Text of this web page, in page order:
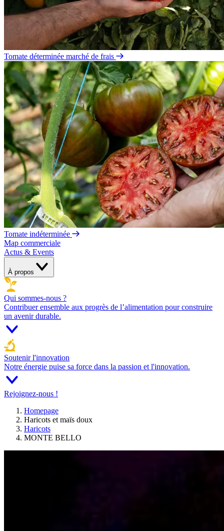
Tomate déterminée marché de frais
Tomate indéterminée
Map commerciale
Actus & Events
À propos
Qui sommes-nous ?
Contribuer ensemble aux progrès de l’alimentation pour construire
un avenir durable.
Soutenir l'innovation
Notre énergie puise sa force dans la passion et l'innovation.
Rejoignez-nous !
Homepage
Haricots et maïs doux
Haricots
MONTE BELLO